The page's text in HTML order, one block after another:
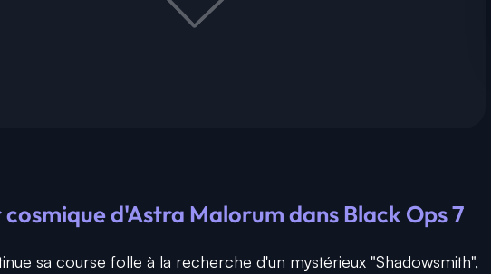
d'Astra Malorum dans Black Ops 7
sa course folle à la recherche d'un mystérieux "Shadowsmith",